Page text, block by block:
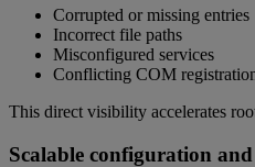
Corrupted or missing entries
Incorrect file paths
Misconfigured services
Conflicting COM
This direct visibility accelerates
Scalable configuration